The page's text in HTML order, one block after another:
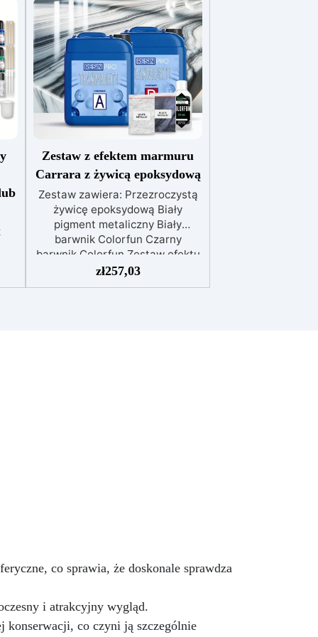
do
Zestaw z efektem marmuru
Carrara z żywicą epoksydową
Zestaw zawiera: Przezroczystą
żywicę epoksydową Biały
pigment metaliczny Biały
barwnik Colorfun Czarny
barwnik Colorfun Zestaw efektu
marmuru Carrara z żywicą
epoksydową to innowacyjny
łatwa w aplikacji, zapewniając
wygląda, ale też imituje
prawdziwy marmur. Idealna do
zł257,03
co sprawia, że doskonale sprawdza
i atrakcyjny wygląd.
konserwacji, co czyni ją szczególnie